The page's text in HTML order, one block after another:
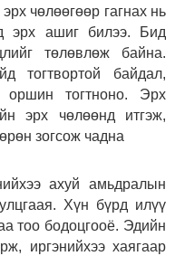
чөлөөгөөр гагнах нь
эрх ашиг билээ. Бид
төлөвлөж байна.
тогтвортой байдал,
оршин тогтноно. Эрх
эрх чөлөөнд итгэж,
зогсож чадна
ахуй амьдралын
Хүн бүрд илүү
тоо бодоцгооё. Эдийн
иргэнийхээ хаягаар